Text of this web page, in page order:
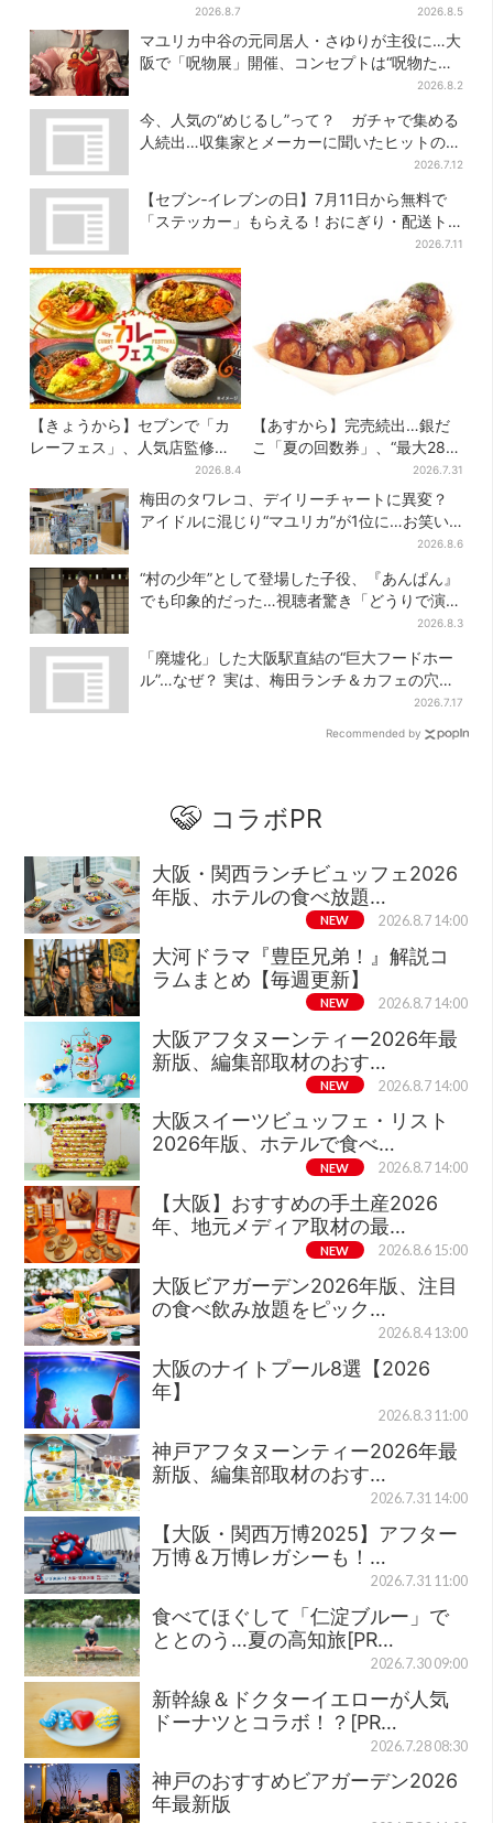
阪で無料配布！ 先着1000名
に「牛のカード」も
2026.8.7
き箱」の“限定かき氷”が復
活！一夜限りの盆踊りも
2026.8.5
マユリカ中谷の元同居人・さゆりが主役に…大
阪で「呪物展」開催、コンセプトは“呪物たち
2026.8.2
今、人気の“めじるし”って？ ガチャで集める
人続出…収集家とメーカーに聞いたヒットの背
2026.7.12
【セブン‐イレブンの日】7月11日から無料で
「ステッカー」もらえる！おにぎり・配送ト
2026.7.11
【きょうから】セブンで「カ
レーフェス」、人気店監修メ
ニューなど全15品！お得な割
引キャンペーンは2週間だけ
2026.8.4
【あすから】完売続出…銀だ
こ「夏の回数券」、“最大2811
2026.7.31
梅田のタワレコ、デイリーチャートに異変？
アイドルに混じり“マユリカ”が1位に…お笑い
2026.8.6
“村の少年”として登場した子役、『あんぱん』
でも印象的だった…視聴者驚き「どうりで演技
2026.8.3
「廃墟化」した大阪駅直結の“巨大フードホー
ル”…なぜ？ 実は、梅田ランチ＆カフェの穴場
2026.7.17
Recommended by
コラボPR
大阪・関西ランチビュッフェ2026
年版、ホテルの食べ放題…
NEW 2026.8.7 14:00
大河ドラマ『豊臣兄弟！』解説コ
ラムまとめ【毎週更新】
NEW 2026.8.7 14:00
大阪アフタヌーンティー2026年最
新版、編集部取材のおす…
NEW 2026.8.7 14:00
大阪スイーツビュッフェ・リスト
2026年版、ホテルで食べ…
NEW 2026.8.7 14:00
【大阪】おすすめの手土産2026
年、地元メディア取材の最…
NEW 2026.8.6 15:00
大阪ビアガーデン2026年版、注目
の食べ飲み放題をピック…
2026.8.4 13:00
大阪のナイトプール8選【2026
年】
2026.8.3 11:00
神戸アフタヌーンティー2026年最
新版、編集部取材のおす…
2026.7.31 14:00
【大阪・関西万博2025】アフター
万博＆万博レガシーも！…
2026.7.31 11:00
食べてほぐして「仁淀ブルー」で
ととのう…夏の高知旅[PR…
2026.7.30 09:00
新幹線＆ドクターイエローが人気
ドーナツとコラボ！？[PR…
2026.7.28 08:30
神戸のおすすめビアガーデン2026
年最新版